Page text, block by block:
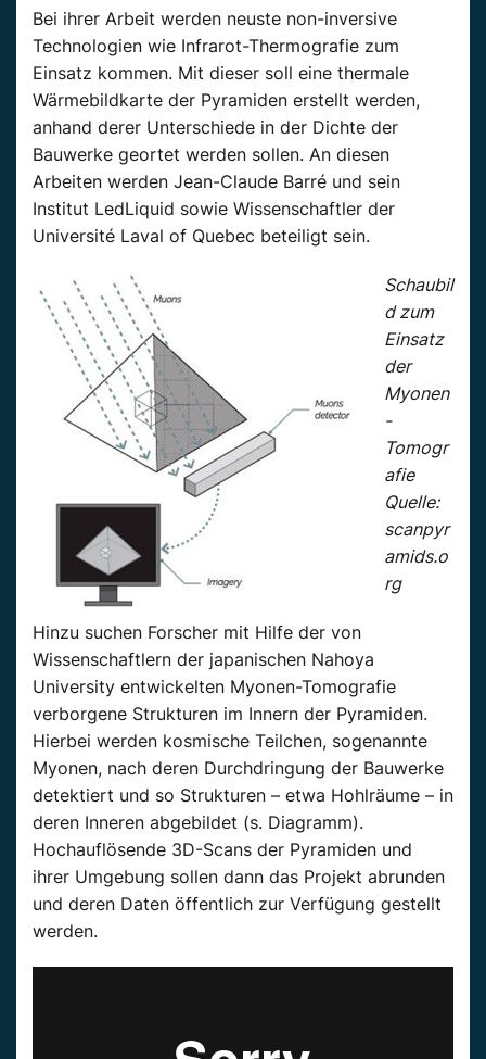
Bei ihrer Arbeit werden neuste non-inversive
Technologien wie Infrarot-Thermografie zum
Einsatz kommen. Mit dieser soll eine thermale
Wärmebildkarte der Pyramiden erstellt werden,
anhand derer Unterschiede in der Dichte der
Bauwerke geortet werden sollen. An diesen
Arbeiten werden Jean-Claude Barré und sein
Institut LedLiquid sowie Wissenschaftler der
Université Laval of Quebec beteiligt sein.
Schaubil
d zum
Einsatz
der
Myonen
-
Tomogr
afie
Quelle:
scanpyr
amids.o
rg
Hinzu suchen Forscher mit Hilfe der von
Wissenschaftlern der japanischen Nahoya
University entwickelten Myonen-Tomografie
verborgene Strukturen im Innern der Pyramiden.
Hierbei werden kosmische Teilchen, sogenannte
Myonen, nach deren Durchdringung der Bauwerke
detektiert und so Strukturen – etwa Hohlräume – in
deren Inneren abgebildet (s. Diagramm).
Hochauflösende 3D-Scans der Pyramiden und
ihrer Umgebung sollen dann das Projekt abrunden
und deren Daten öffentlich zur Verfügung gestellt
werden.